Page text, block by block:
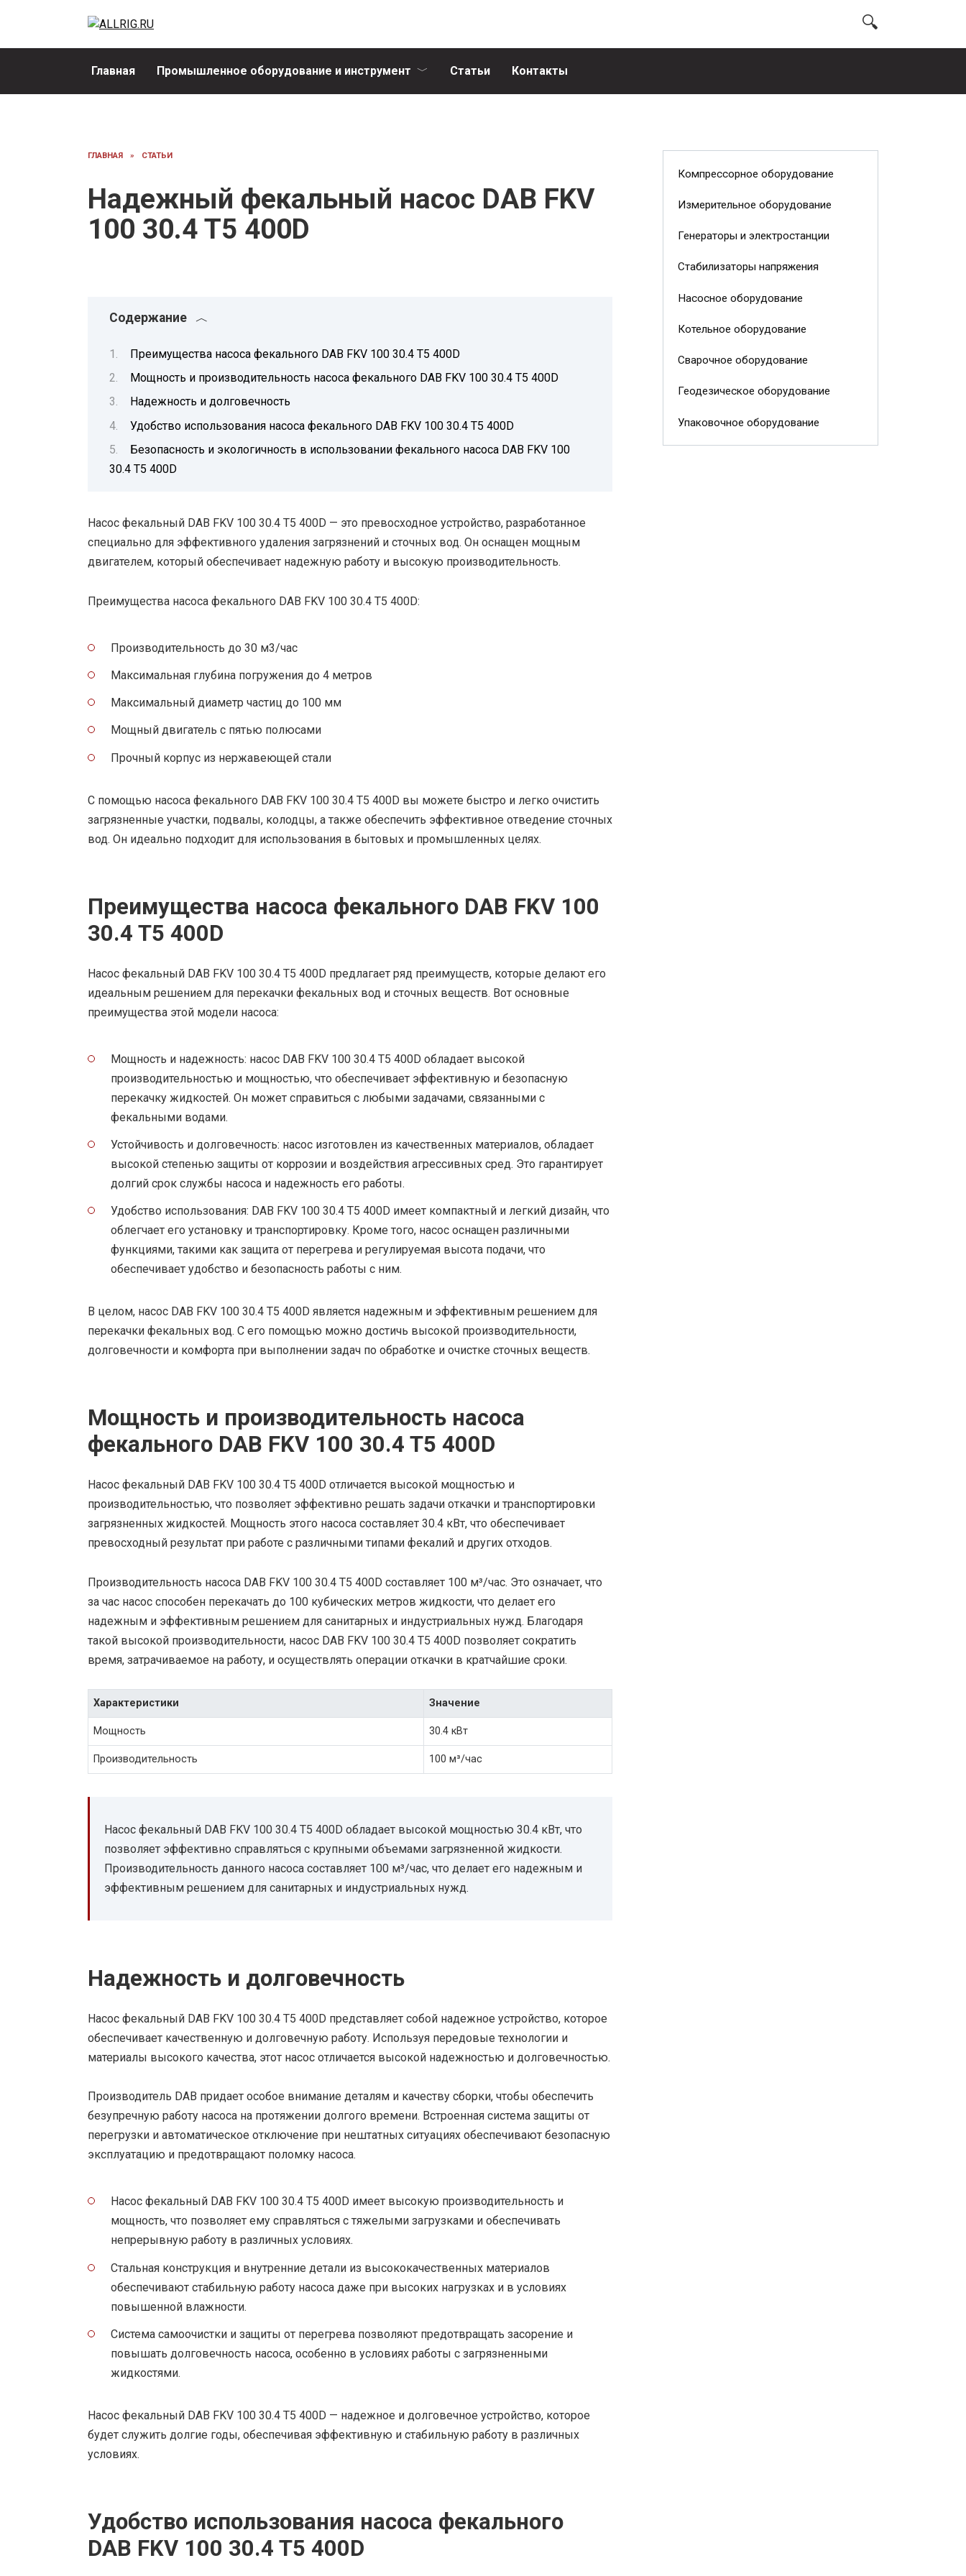
Главная Промышленное оборудование и инструмент Статьи Контакты
ГЛАВНАЯ » СТАТЬИ
Надежный фекальный насос DAB FKV
100 30.4 T5 400D
Содержание
Преимущества насоса фекального DAB FKV 100 30.4 T5 400D
Мощность и производительность насоса фекального DAB FKV 100 30.4 T5 400D
Надежность и долговечность
Удобство использования насоса фекального DAB FKV 100 30.4 T5 400D
Безопасность и экологичность в использовании фекального насоса DAB FKV 100
30.4 T5 400D
Насос фекальный DAB FKV 100 30.4 T5 400D — это превосходное устройство, разработанное
специально для эффективного удаления загрязнений и сточных вод. Он оснащен мощным
двигателем, который обеспечивает надежную работу и высокую производительность.
Преимущества насоса фекального DAB FKV 100 30.4 T5 400D:
Производительность до 30 м3/час
Максимальная глубина погружения до 4 метров
Максимальный диаметр частиц до 100 мм
Мощный двигатель с пятью полюсами
Прочный корпус из нержавеющей стали
С помощью насоса фекального DAB FKV 100 30.4 T5 400D вы можете быстро и легко очистить
загрязненные участки, подвалы, колодцы, а также обеспечить эффективное отведение сточных
вод. Он идеально подходит для использования в бытовых и промышленных целях.
Преимущества насоса фекального DAB FKV 100
30.4 T5 400D
Насос фекальный DAB FKV 100 30.4 T5 400D предлагает ряд преимуществ, которые делают его
идеальным решением для перекачки фекальных вод и сточных веществ. Вот основные
преимущества этой модели насоса:
Мощность и надежность: насос DAB FKV 100 30.4 T5 400D обладает высокой
производительностью и мощностью, что обеспечивает эффективную и безопасную
перекачку жидкостей. Он может справиться с любыми задачами, связанными с
фекальными водами.
Устойчивость и долговечность: насос изготовлен из качественных материалов, обладает
высокой степенью защиты от коррозии и воздействия агрессивных сред. Это гарантирует
долгий срок службы насоса и надежность его работы.
Удобство использования: DAB FKV 100 30.4 T5 400D имеет компактный и легкий дизайн, что
облегчает его установку и транспортировку. Кроме того, насос оснащен различными
функциями, такими как защита от перегрева и регулируемая высота подачи, что
обеспечивает удобство и безопасность работы с ним.
В целом, насос DAB FKV 100 30.4 T5 400D является надежным и эффективным решением для
перекачки фекальных вод. С его помощью можно достичь высокой производительности,
долговечности и комфорта при выполнении задач по обработке и очистке сточных веществ.
Мощность и производительность насоса
фекального DAB FKV 100 30.4 T5 400D
Насос фекальный DAB FKV 100 30.4 T5 400D отличается высокой мощностью и
производительностью, что позволяет эффективно решать задачи откачки и транспортировки
загрязненных жидкостей. Мощность этого насоса составляет 30.4 кВт, что обеспечивает
превосходный результат при работе с различными типами фекалий и других отходов.
Производительность насоса DAB FKV 100 30.4 T5 400D составляет 100 м³/час. Это означает, что
за час насос способен перекачать до 100 кубических метров жидкости, что делает его
надежным и эффективным решением для санитарных и индустриальных нужд. Благодаря
такой высокой производительности, насос DAB FKV 100 30.4 T5 400D позволяет сократить
время, затрачиваемое на работу, и осуществлять операции откачки в кратчайшие сроки.
Характеристики Значение
Мощность 30.4 кВт
Производительность 100 м³/час
Насос фекальный DAB FKV 100 30.4 T5 400D обладает высокой мощностью 30.4 кВт, что
позволяет эффективно справляться с крупными объемами загрязненной жидкости.
Производительность данного насоса составляет 100 м³/час, что делает его надежным и
эффективным решением для санитарных и индустриальных нужд.
Надежность и долговечность
Насос фекальный DAB FKV 100 30.4 T5 400D представляет собой надежное устройство, которое
обеспечивает качественную и долговечную работу. Используя передовые технологии и
материалы высокого качества, этот насос отличается высокой надежностью и долговечностью.
Производитель DAB придает особое внимание деталям и качеству сборки, чтобы обеспечить
безупречную работу насоса на протяжении долгого времени. Встроенная система защиты от
перегрузки и автоматическое отключение при нештатных ситуациях обеспечивают безопасную
эксплуатацию и предотвращают поломку насоса.
Насос фекальный DAB FKV 100 30.4 T5 400D имеет высокую производительность и
мощность, что позволяет ему справляться с тяжелыми загрузками и обеспечивать
непрерывную работу в различных условиях.
Стальная конструкция и внутренние детали из высококачественных материалов
обеспечивают стабильную работу насоса даже при высоких нагрузках и в условиях
повышенной влажности.
Система самоочистки и защиты от перегрева позволяют предотвращать засорение и
повышать долговечность насоса, особенно в условиях работы с загрязненными
жидкостями.
Насос фекальный DAB FKV 100 30.4 T5 400D — надежное и долговечное устройство, которое
будет служить долгие годы, обеспечивая эффективную и стабильную работу в различных
условиях.
Удобство использования насоса фекального
DAB FKV 100 30.4 T5 400D
Компрессорное оборудование
Измерительное оборудование
Генераторы и электростанции
Стабилизаторы напряжения
Насосное оборудование
Котельное оборудование
Сварочное оборудование
Геодезическое оборудование
Упаковочное оборудование